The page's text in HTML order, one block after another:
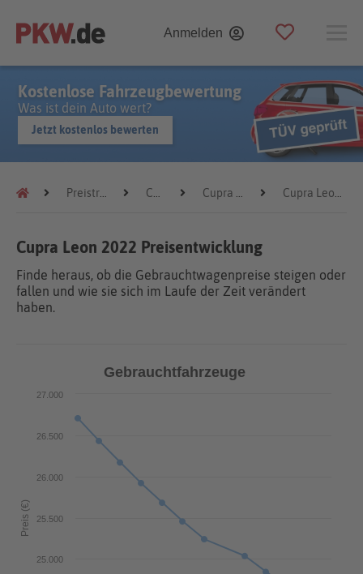
Anmelden
Kostenlose Fahrzeugbewertung
Was ist dein Auto wert?
Jetzt kostenlos bewerten
Preistrends Cupra Cupra Leon Cupra Leon 2022
Cupra Leon 2022 Preisentwicklung
Finde heraus, ob die Gebrauchtwagenpreise steigen oder
fallen und wie sie sich im Laufe der Zeit verändert
haben.
Preis (€)
Gebrauchtfahrzeuge
25.000
25.500
26.000
26.500
27.000